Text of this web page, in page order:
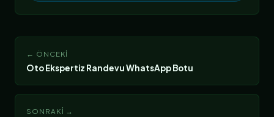
← ÖNCEKI
Oto Ekspertiz Randevu WhatsApp Botu
SONRAKI →